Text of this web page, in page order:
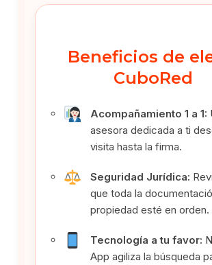
Beneficios de
CuboRed
Acompañamiento 1 a 1:
asesora dedicada a ti
visita hasta la firma.
Seguridad Jurídica:
que toda la
propiedad esté en orden.
Tecnología a tu favor:
App agiliza la búsqueda